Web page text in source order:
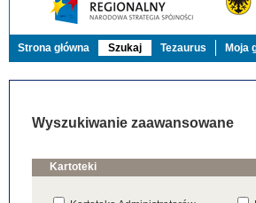
Strona główna Szukaj Tezaurus Moja
Wyszukiwanie zaawansowane
Kartoteki